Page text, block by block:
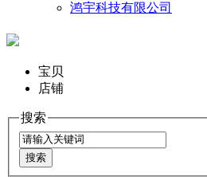
鸿宇科技有限公司
宝贝
店铺
搜索